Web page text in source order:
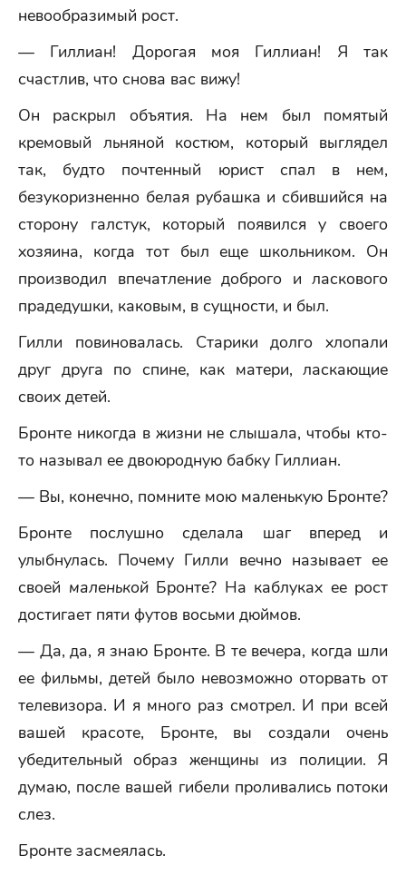
невообразимый рост.
— Гиллиан! Дорогая моя Гиллиан! Я так
счастлив, что снова вас вижу!
Он раскрыл объятия. На нем был помятый
кремовый льняной костюм, который выглядел
так, будто почтенный юрист спал в нем,
безукоризненно белая рубашка и сбившийся на
сторону галстук, который появился у своего
хозяина, когда тот был еще школьником. Он
производил впечатление доброго и ласкового
прадедушки, каковым, в сущности, и был.
Гилли повиновалась. Старики долго хлопали
друг друга по спине, как матери, ласкающие
своих детей.
Бронте никогда в жизни не слышала, чтобы кто-
то называл ее двоюродную бабку Гиллиан.
— Вы, конечно, помните мою маленькую Бронте?
Бронте послушно сделала шаг вперед и
улыбнулась. Почему Гилли вечно называет ее
своей маленькойБронте? На каблуках ее рост
достигает пяти футов восьми дюймов.
— Да, да, я знаю Бронте. В те вечера, когда шли
ее фильмы, детей было невозможно оторвать от
телевизора. И я много раз смотрел. И при всей
вашей красоте, Бронте, вы создали очень
убедительный образ женщины из полиции. Я
думаю, после вашей гибели проливались потоки
слез.
Бронте засмеялась.